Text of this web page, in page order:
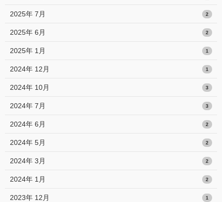
2025年 7月 2
2025年 6月 2
2025年 1月 1
2024年 12月 1
2024年 10月 3
2024年 7月 3
2024年 6月 2
2024年 5月 2
2024年 3月 2
2024年 1月 2
2023年 12月 1